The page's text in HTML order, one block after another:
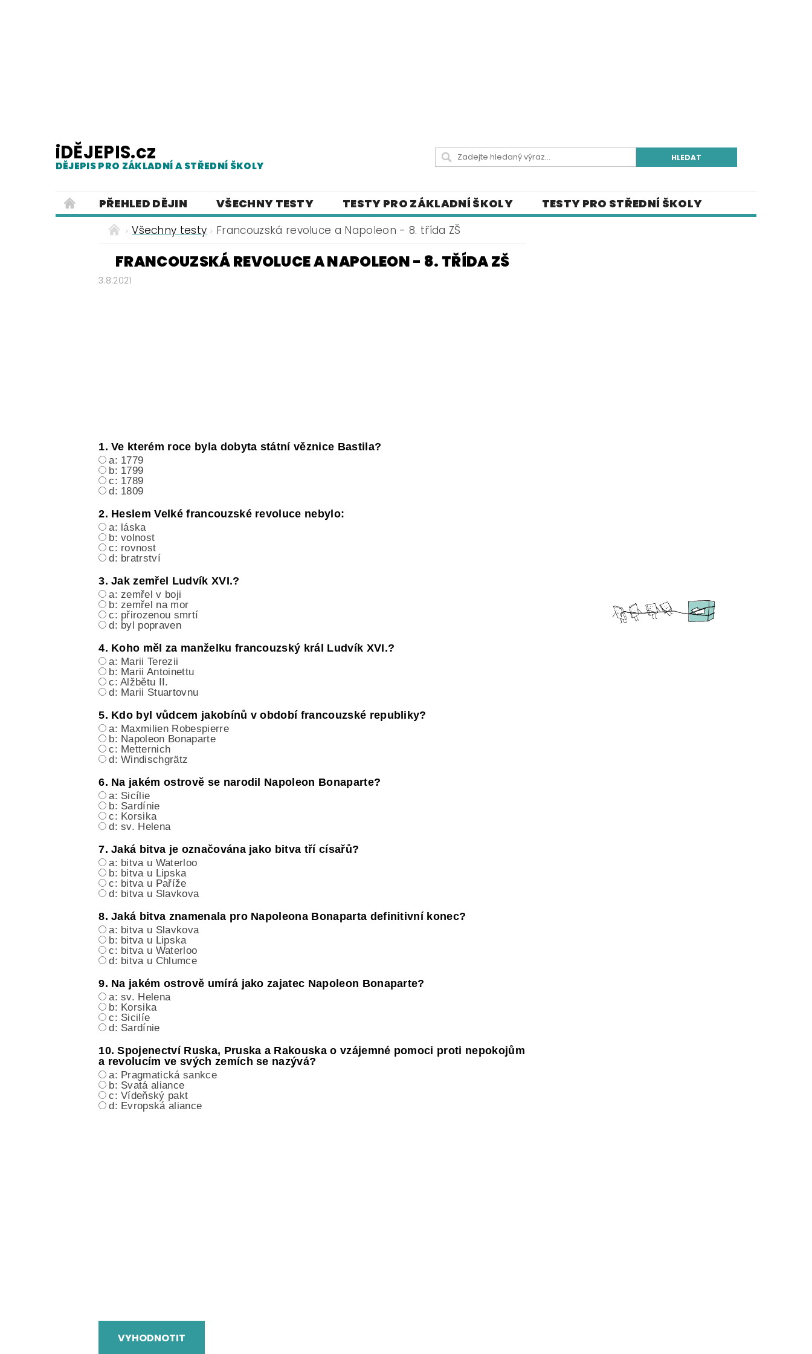
iDĚJEPIS.cz
DĚJEPIS PRO ZÁKLADNÍ A STŘEDNÍ ŠKOLY
PŘEHLED DĚJIN VŠECHNY TESTY TESTY PRO ZÁKLADNÍ ŠKOLY
TESTY PRO STŘEDNÍ ŠKOLY
PRACOVNÍ LISTY
PREZENTACE UČIVA
CITÁTY SLAVNÝCH OSOBNOSTÍ
POUŽITÁ LITERATURA
O NAŠICH STRÁNKÁCH
Všechny testy Francouzská revoluce a Napoleon - 8. třída ZŠ
FRANCOUZSKÁ REVOLUCE A NAPOLEON - 8. TŘÍDA ZŠ
3.8.2021
1. Ve kterém roce byla dobyta státní věznice Bastila?
a: 1779
b: 1799
c: 1789
d: 1809
2. Heslem Velké francouzské revoluce nebylo:
a: láska
b: volnost
c: rovnost
d: bratrství
3. Jak zemřel Ludvík XVI.?
a: zemřel v boji
b: zemřel na mor
c: přirozenou smrtí
d: byl popraven
4. Koho měl za manželku francouzský král Ludvík XVI.?
a: Marii Terezii
b: Marii Antoinettu
c: Alžbětu II.
d: Marii Stuartovnu
5. Kdo byl vůdcem jakobínů v období francouzské republiky?
a: Maxmilien Robespierre
b: Napoleon Bonaparte
c: Metternich
d: Windischgrätz
6. Na jakém ostrově se narodil Napoleon Bonaparte?
a: Sicílie
b: Sardínie
c: Korsika
d: sv. Helena
7. Jaká bitva je označována jako bitva tří císařů?
a: bitva u Waterloo
b: bitva u Lipska
c: bitva u Paříže
d: bitva u Slavkova
8. Jaká bitva znamenala pro Napoleona Bonaparta definitivní konec?
a: bitva u Slavkova
b: bitva u Lipska
c: bitva u Waterloo
d: bitva u Chlumce
9. Na jakém ostrově umírá jako zajatec Napoleon Bonaparte?
a: sv. Helena
b: Korsika
c: Sicilíe
d: Sardínie
10. Spojenectví Ruska, Pruska a Rakouska o vzájemné pomoci proti nepokojům
a revolucím ve svých zemích se nazývá?
a: Pragmatická sankce
b: Svatá aliance
c: Vídeňský pakt
d: Evropská aliance
VYHODNOTIT